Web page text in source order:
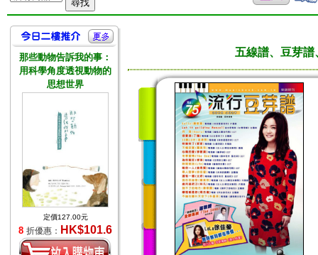
那些動物告訴我的事：
用科學角度透視動物的
思想世界
定價127.00元
8 折優惠： HK$101.6
五線譜、豆芽